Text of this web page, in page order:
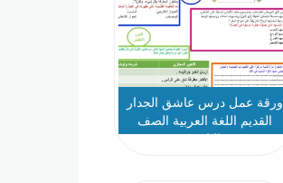
ورقة عمل درس عاشق الجدار
القديم اللغة العربية الصف
الثامن